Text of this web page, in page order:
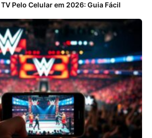
Pelo Celular em 2026: Guia Fácil